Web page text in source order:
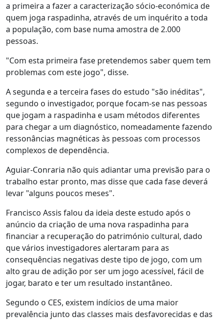
a primeira a fazer a caracterização sócio-económica de
quem joga raspadinha, através de um inquérito a toda
a população, com base numa amostra de 2.000
pessoas.
"Com esta primeira fase pretendemos saber quem tem
problemas com este jogo", disse.
A segunda e a terceira fases do estudo "são inéditas",
segundo o investigador, porque focam-se nas pessoas
que jogam a raspadinha e usam métodos diferentes
para chegar a um diagnóstico, nomeadamente fazendo
ressonâncias magnéticas às pessoas com processos
complexos de dependência.
Aguiar-Conraria não quis adiantar uma previsão para o
trabalho estar pronto, mas disse que cada fase deverá
levar "alguns poucos meses".
Francisco Assis falou da ideia deste estudo após o
anúncio da criação de uma nova raspadinha para
financiar a recuperação do património cultural, dado
que vários investigadores alertaram para as
consequências negativas deste tipo de jogo, com um
alto grau de adição por ser um jogo acessível, fácil de
jogar, barato e ter um resultado instantâneo.
Segundo o CES, existem indícios de uma maior
prevalência junto das classes mais desfavorecidas e das